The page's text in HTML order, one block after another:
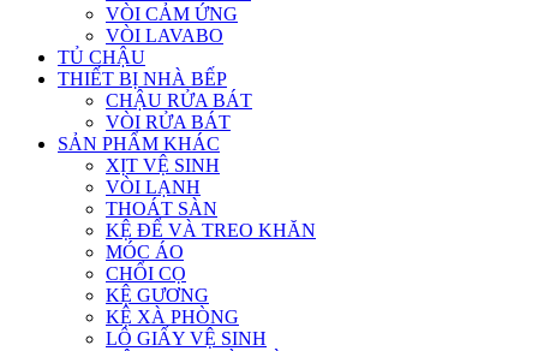
VÒI CẢM ỨNG
VÒI LAVABO
TỦ CHẬU
THIẾT BỊ NHÀ BẾP
CHẬU RỬA BÁT
VÒI RỬA BÁT
SẢN PHẨM KHÁC
XỊT VỆ SINH
VÒI LẠNH
THOÁT SÀN
KỆ ĐỂ VÀ TREO KHĂN
MÓC ÁO
CHỔI CỌ
KỆ GƯƠNG
KỆ XÀ PHÒNG
LÔ GIẤY VỆ SINH